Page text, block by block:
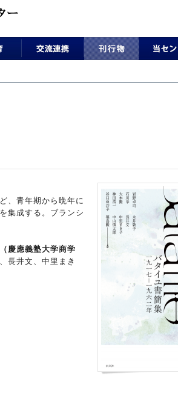
、青年期から晩年に
集成する。ブランシ
慶應義塾大学商学
長井文、中里まき